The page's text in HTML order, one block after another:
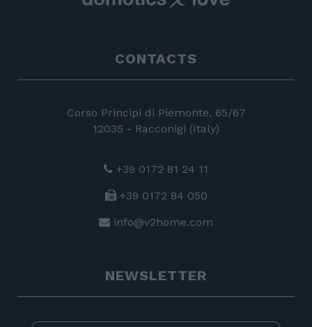
CONTACTS
Corso Principi di Piemonte, 65/67
12035 - Racconigi (Italy)
+39 0172 81 24 11
+39 0172 84 050
info@v2home.com
NEWSLETTER